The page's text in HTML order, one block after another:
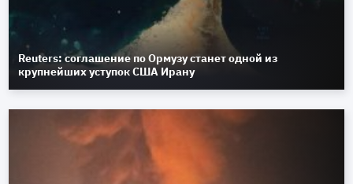
Reuters: соглашение по Ормузу станет одной из
крупнейших уступок США Ирану